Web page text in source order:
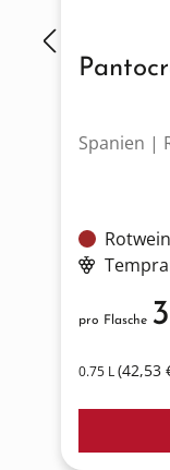
Spanien |
0.75 L(42,53
pro Flasche